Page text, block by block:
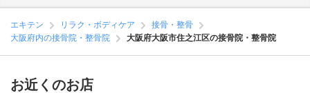
エキテン リラク・ボディケア
接骨・整骨
大阪府内の接骨院・整骨院
大阪府大阪市住之江区の接骨院・整骨院
お近くのお店